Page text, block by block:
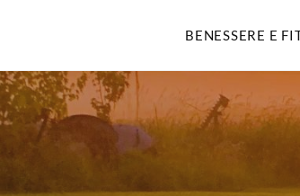
BENESSERE E